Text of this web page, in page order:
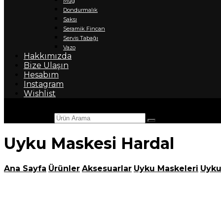
Dondurmalık
Saksı
Seramik Fincan
Servis Tabağı
Vazo
Hakkımızda
Bize Ulaşın
Hesabım
Instagram
Wishlist
Uyku Maskesi Hardal
Ana Sayfa Ürünler Aksesuarlar Uyku Maskeleri